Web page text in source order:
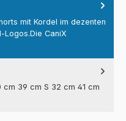
mit Kordel im dezenten
Logos.Die CaniX
cm 39 cm S 32 cm 41 cm